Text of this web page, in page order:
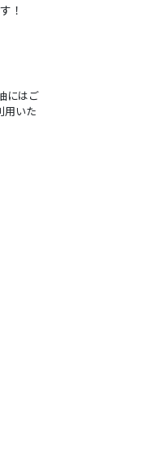
！
にはご
用いた